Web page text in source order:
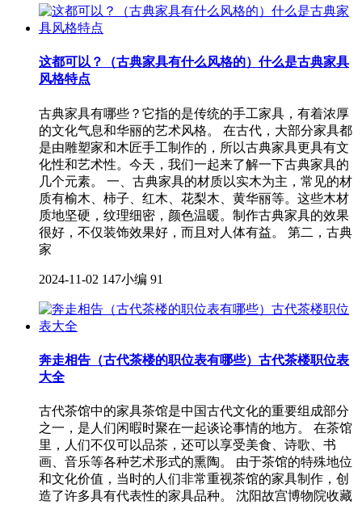
这都可以？（古典家具有什么风格的）什么是古典家具
风格特点
古典家具有哪些？它指的是传统的手工家具，有着浓厚
的文化气息和华丽的艺术风格。 在古代，大部分家具都
是由雕塑家和木匠手工制作的，所以古典家具更具有文
化性和艺术性。今天，我们一起来了解一下古典家具的
几个元素。 一、古典家具的材质以实木为主，常见的材
质有榆木、柿子、红木、花梨木、黄华丽等。这些木材
质地坚硬，纹理细密，颜色温暖。制作古典家具的效果
很好，不仅装饰效果好，而且对人体有益。 第二，古典
家
2024-11-02 147小编 91
奔走相告（古代茶楼的职位表有哪些）古代茶楼职位表
大全
古代茶馆中的家具茶馆是中国古代文化的重要组成部分
之一，是人们闲暇时聚在一起谈论事情的地方。 在茶馆
里，人们不仅可以品茶，还可以享受美食、诗歌、书
画、音乐等各种艺术形式的熏陶。 由于茶馆的特殊地位
和文化价值，当时的人们非常重视茶馆的家具制作，创
造了许多具有代表性的家具品种。 沈阳故宫博物院收藏